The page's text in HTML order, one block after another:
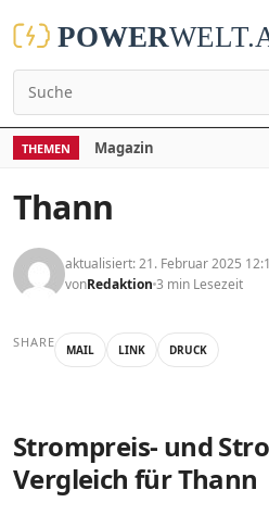
THEMEN Magazin
Thann
aktualisiert: 21. Februar 2025
vonRedaktion 3 min Lesezeit
SHARE MAIL LINK DRUCK
Strompreis- und
Vergleich für Thann